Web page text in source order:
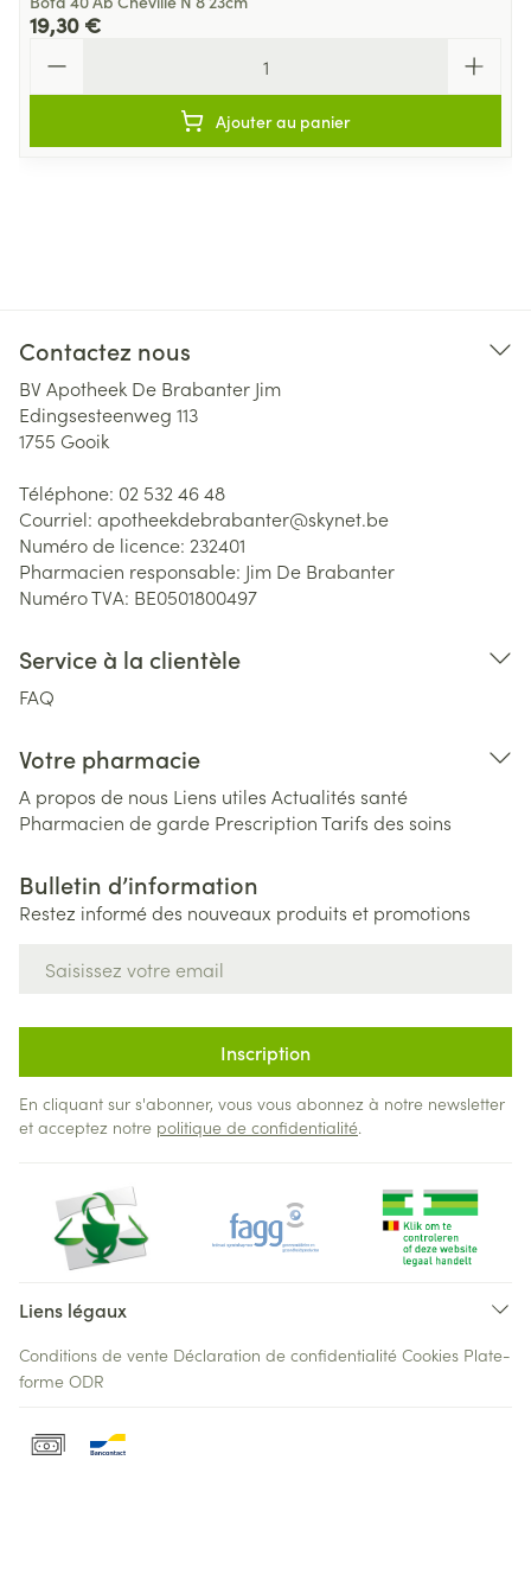
19,30 €
Ajouter au panier
Contactez nous
BV Apotheek De Brabanter Jim
Edingsesteenweg 113
1755 Gooik
Téléphone: 02 532 46 48
Courriel: apotheekdebrabanter@skynet.be
Numéro de licence: 232401
Pharmacien responsable: Jim De Brabanter
Numéro TVA: BE0501800497
Service à la clientèle
FAQ
Votre pharmacie
A propos de nous Liens utiles Actualités santé
Pharmacien de garde PrescriptionTarifs des soins
Bulletin d’information
Restez informé des nouveaux produits et promotions
Inscription
En cliquant sur s'abonner, vous vous abonnez à notre newsletter
et acceptez notre politique de confidentialité.
Liens légaux
Conditions de vente Déclaration de confidentialité Cookies Plate-
forme ODR